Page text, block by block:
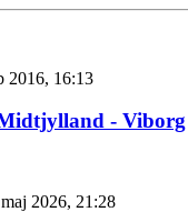
2016, 16:13
- Viborg
2026, 21:28